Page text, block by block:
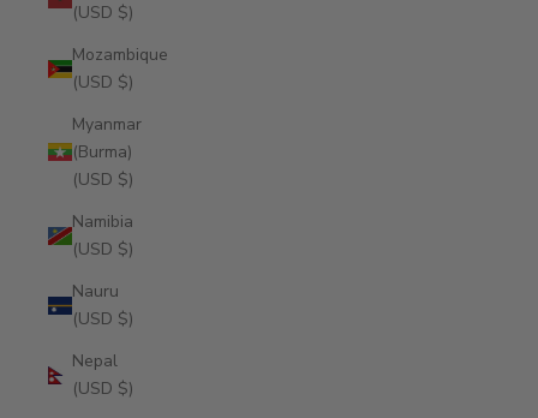
(USD $)
Mozambique
(USD $)
Myanmar
(Burma)
(USD $)
Namibia
(USD $)
Nauru
(USD $)
Nepal
(USD $)